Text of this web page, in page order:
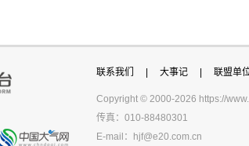
联系我们 大事记 联盟单
Copyright © 2000-2026 https://
传真：010-88480301
E-mail：
hjf@e20.com.cn